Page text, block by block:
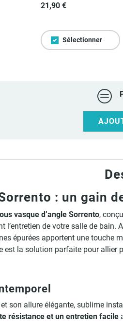
21,90 €
Sélectionner
: un gain
vasque d’angle Sorrento,
de votre salle de bain.
épurées apportent une
est la solution parfaite pour allier
son allure élégante, sublime
résistance et un entretien facile